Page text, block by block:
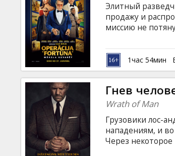
Элитный
продажу и
миссию не
предоставит
человечества,
Голливуда.
русском языках.
1час 54мин
Гнев
Wrath of Man
Грузовики лос-
нападениям, и
Через